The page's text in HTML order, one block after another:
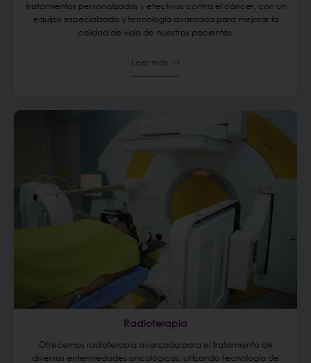
tratamientos personalizados y efectivos contra el cáncer, con un
equipo especializado y tecnología avanzada para mejorar la
calidad de vida de nuestros pacientes.
Leer más
Radioterapia
Ofrecemos radioterapia avanzada para el tratamiento de
diversas enfermedades oncológicas, utilizando tecnología de